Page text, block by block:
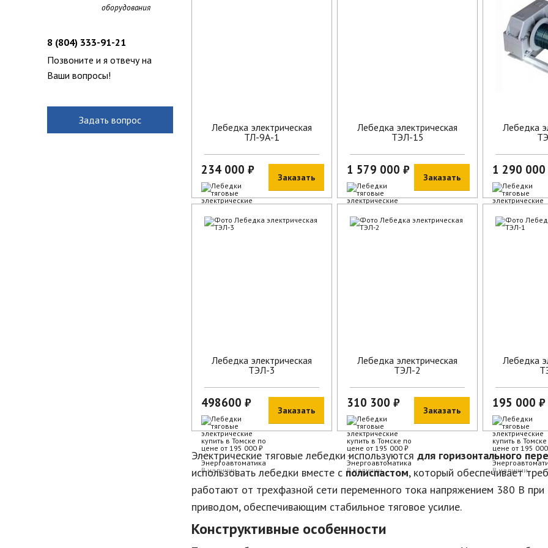
оборудования
8 (804) 333-91-21
Позвоните и я отвечу на
Ваши вопросы!
Задать вопрос
В наличии
Лебедка электрическая
ТЛ-9А-1
234 000 ₽
Заказать
Лебедка электрическая
ТЭЛ-15
1 579 000 ₽
Заказать
Лебедка
1 290
Лебедка электрическая
ТЭЛ-3
498600 ₽
В наличии
Заказать
Лебедка электрическая
ТЭЛ-2
310 300 ₽
В наличии
Заказать
Лебедка
195 000 ₽
В наличии
Электрические тяговые лебедки используются для горизонтального
использовать лебедки вместе с полиспастом, который обеспечивает
работают от трехфазной сети переменного тока напряжением 380 В
приводом, обеспечивающим стабильное тяговое усилие.
Конструктивные особенности